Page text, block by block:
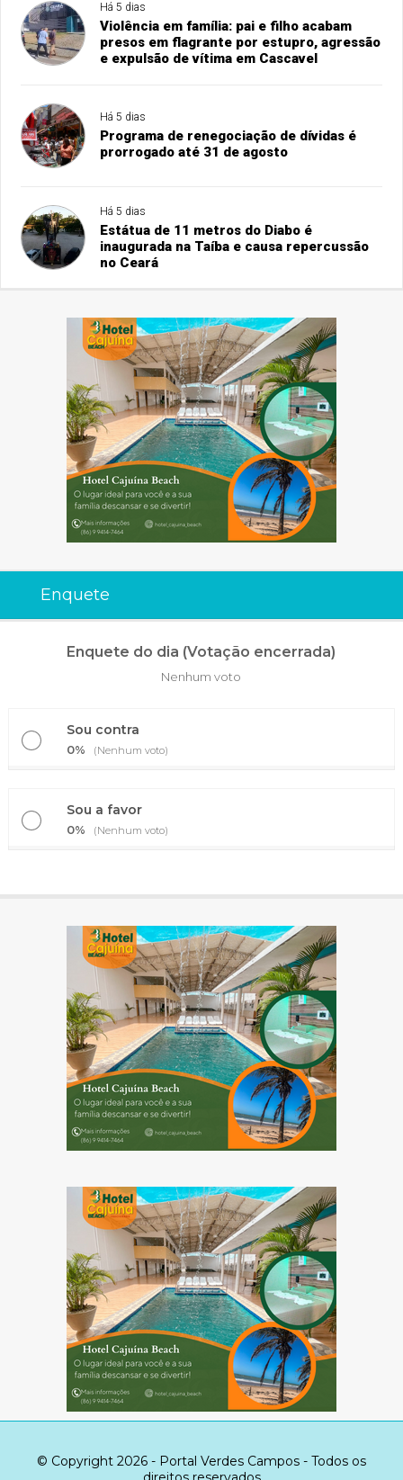
Há 5 dias
Violência em família: pai e filho acabam
presos em flagrante por estupro, agressão
e expulsão de vítima em Cascavel
Há 5 dias
Programa de renegociação de dívidas é
prorrogado até 31 de agosto
Há 5 dias
Estátua de 11 metros do Diabo é
inaugurada na Taíba e causa repercussão
no Ceará
Enquete
Enquete do dia (Votação encerrada)
Nenhum voto
Sou contra
0% (Nenhum voto)
Sou a favor
0% (Nenhum voto)
© Copyright 2026 - Portal Verdes Campos - Todos os